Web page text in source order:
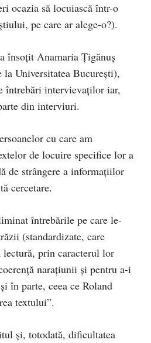
ocazia să locuiască într-o
pe care ar alege-o?).
însoțit Anamaria Țigănuș
Universitatea București),
întrebări intervievaților iar,
din interviuri.
cu care am
de locuire specifice lor a
de strângere a informațiilor
cercetare.
întrebările pe care le-
(standardizate, care
lectură, prin caracterul lor
narațiunii și pentru a-i
în parte, ceea ce Roland
textului”.
și, totodată, dificultatea